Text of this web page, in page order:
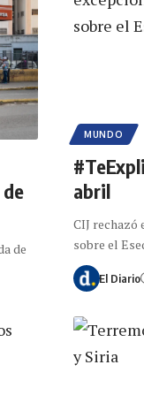
de
MUNDO
abril
CIJ rechazó
sobre el
El Diario